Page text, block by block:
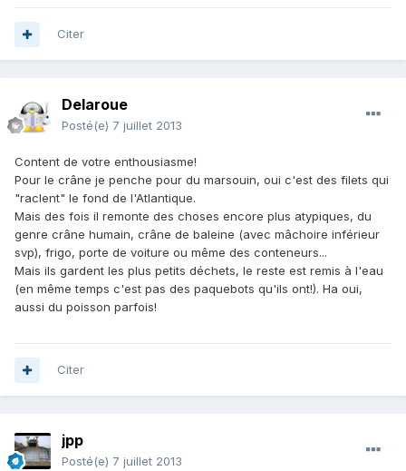
Citer
Delaroue
Posté(e) 7 juillet 2013
Content de votre enthousiasme!
Pour le crâne je penche pour du marsouin, oui c'est des filets qui
"raclent" le fond de l'Atlantique.
Mais des fois il remonte des choses encore plus atypiques, du
genre crâne humain, crâne de baleine (avec mâchoire inférieur
svp), frigo, porte de voiture ou même des conteneurs...
Mais ils gardent les plus petits déchets, le reste est remis à l'eau
(en même temps c'est pas des paquebots qu'ils ont!). Ha oui,
aussi du poisson parfois!
Citer
jpp
Posté(e) 7 juillet 2013